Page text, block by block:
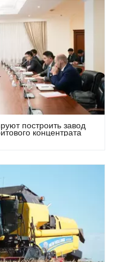
построить завод
концентрата